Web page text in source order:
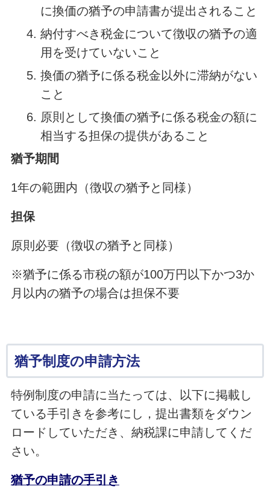
に換価の猶予の申請書が提出されること
納付すべき税金について徴収の猶予の適
用を受けていないこと
換価の猶予に係る税金以外に滞納がない
こと
原則として換価の猶予に係る税金の額に
相当する担保の提供があること
猶予期間
1年の範囲内（徴収の猶予と同様）
担保
原則必要（徴収の猶予と同様）
※猶予に係る市税の額が100万円以下かつ3か
月以内の猶予の場合は担保不要
猶予制度の申請方法
特例制度の申請に当たっては、以下に掲載し
ている手引きを参考にし，提出書類をダウン
ロードしていただき、納税課に申請してくだ
さい。
猶予の申請の手引き